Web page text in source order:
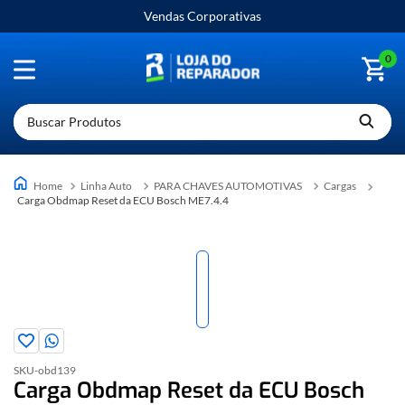
Vendas Corporativas
0
Buscar Produtos
Linha Auto PARA CHAVES AUTOMOTIVAS
Cargas
Carga Obdmap Reset da ECU Bosch ME7.4.4
SKU-obd139
Carga Obdmap Reset da ECU Bosch